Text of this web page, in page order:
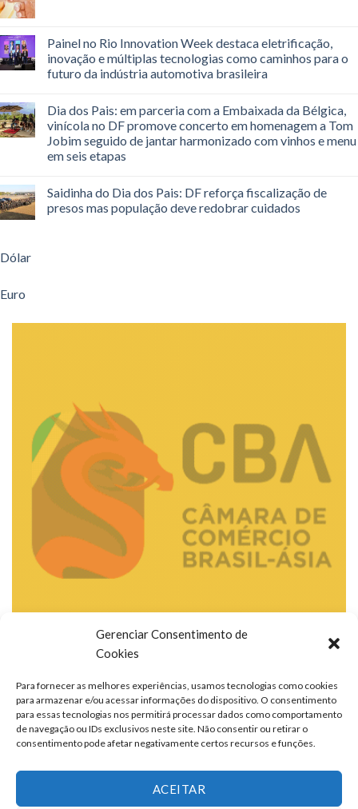
Gerenciar Consentimento de
Cookies
Para fornecer as melhores experiências, usamos tecnologias como cookies
para armazenar e/ou acessar informações do dispositivo. O consentimento
para essas tecnologias nos permitirá processar dados como comportamento
de navegação ou IDs exclusivos neste site. Não consentir ou retirar o
consentimento pode afetar negativamente certos recursos e funções.
ACEITAR
Painel no Rio Innovation Week destaca eletrificação,
inovação e múltiplas tecnologias como caminhos para o
futuro da indústria automotiva brasileira
Dia dos Pais: em parceria com a Embaixada da Bélgica,
vinícola no DF promove concerto em homenagem a Tom
Jobim seguido de jantar harmonizado com vinhos e menu
em seis etapas
Saidinha do Dia dos Pais: DF reforça fiscalização de
presos mas população deve redobrar cuidados
Dólar
Euro